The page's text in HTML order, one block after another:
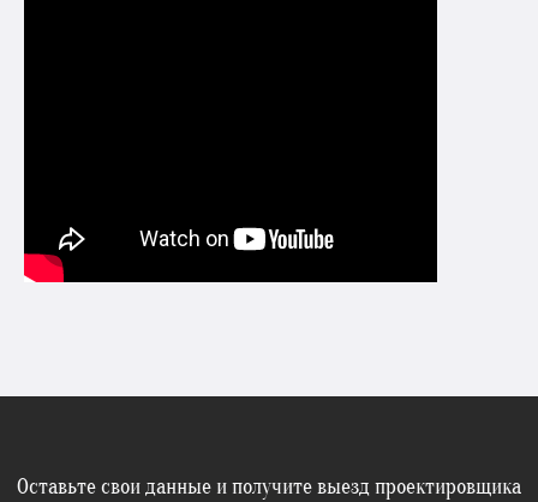
Оставьте свои данные и получите выезд проектировщика